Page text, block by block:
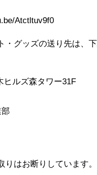
Atctltuv9f0
グッズの送り先は、
ヒルズ森タワー31F
はお断りしています。